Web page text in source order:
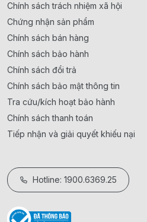
Chính sách trách nhiệm xã hội
Chứng nhận sản phẩm
Chính sách bán hàng
Chính sách bảo hành
Chính sách đổi trả
Chính sách bảo mật thông tin
Tra cứu/kích hoạt bảo hành
Chính sách thanh toán
Tiếp nhận và giải quyết khiếu nại
Hotline: 1900.6369.25